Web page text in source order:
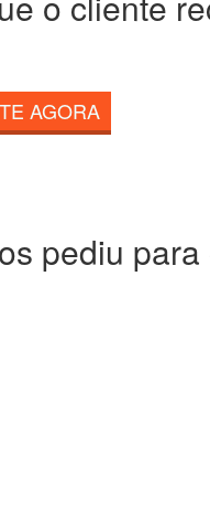
AGORA
pediu para